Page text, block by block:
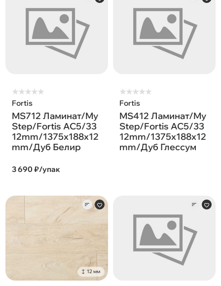
★★★★★
Fortis
MS712 Ламинат/My
Step/Fortis AC5/33
12mm/1375x188x12
mm/Дуб Белир
3 690 ₽/упак
★★★★★
Fortis
MS412 Ламинат/My
Step/Fortis AC5/33
12mm/1375x188x12
mm/Дуб Глессум
12 мм